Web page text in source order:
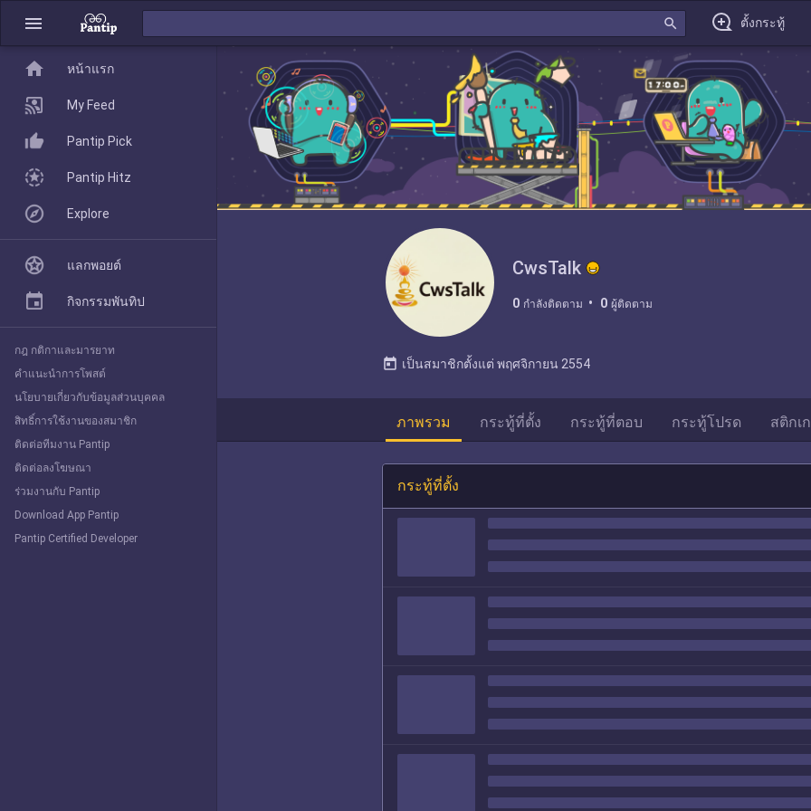
menu search ตั้งกระทู้
CwsTalk
0 กำลังติดตาม 0 ผู้ติดตาม
today เป็นสมาชิกตั้งแต่ พฤศจิกายน 2554
ภาพรวม กระทู้ที่ตั้ง กระทู้ที่ตอบ กระทู้โปรด สติกเ
กระทู้ที่ตั้ง
home
Pantip Pick
Explore
home หน้าแรก
My Feed
Pantip Pick
Pantip Hitz
Explore
แลกพอยต์
กิจกรรมพันทิป
กฎ กติกาและมารยาท
คำแนะนำการโพสต์
นโยบายเกี่ยวกับข้อมูลส่วนบุคคล
สิทธิ์การใช้งานของสมาชิก
ติดต่อทีมงาน Pantip
ติดต่อลงโฆษณา
ร่วมงานกับ Pantip
Download App Pantip
Pantip Certified Developer